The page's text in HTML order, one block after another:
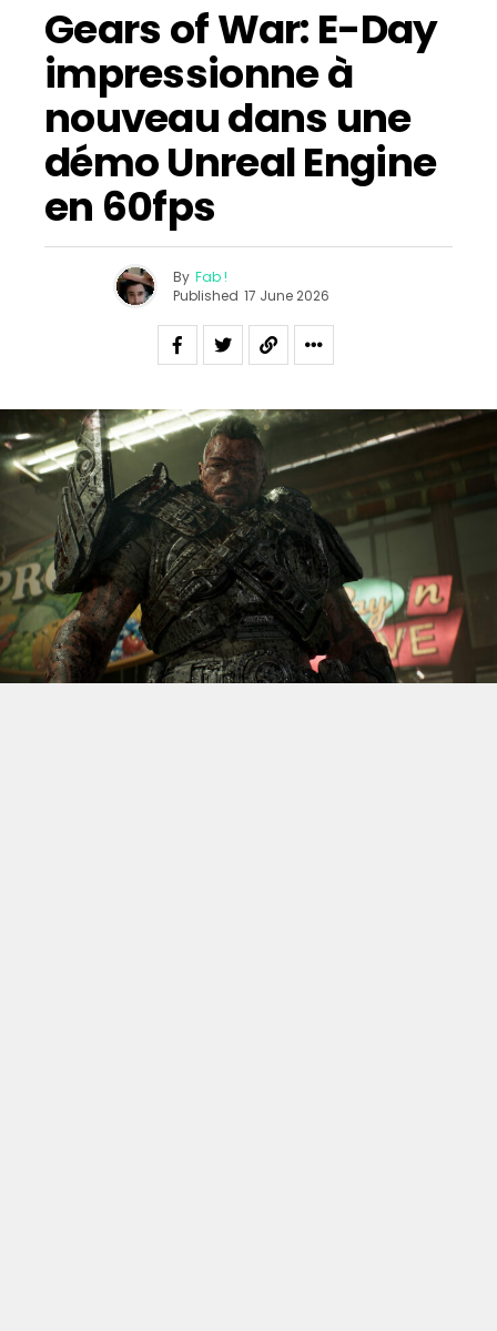
Gears of War: E-Day
impressionne à
nouveau dans une
démo Unreal Engine
en 60fps
By Fab !
Published 17 June 2026